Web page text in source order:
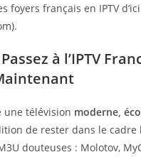
foyers français en IPTV
à l’IPTV
une télévision moderne,
de rester dans le cadre
douteuses : Molotov,